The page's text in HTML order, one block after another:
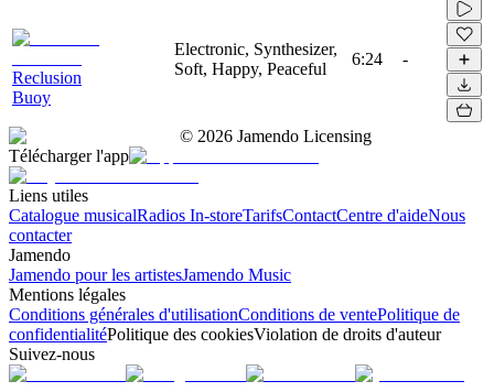
Reclusion
Buoy
Electronic, Synthesizer,
Soft, Happy, Peaceful
6:24 -
© 2026 Jamendo Licensing
Télécharger l'app
Liens utiles
Catalogue musicalRadios In-storeTarifsContactCentre d'aideNous
contacter
Jamendo
Jamendo pour les artistesJamendo Music
Mentions légales
Conditions générales d'utilisationConditions de ventePolitique de
confidentialitéPolitique des cookiesViolation de droits d'auteur
Suivez-nous